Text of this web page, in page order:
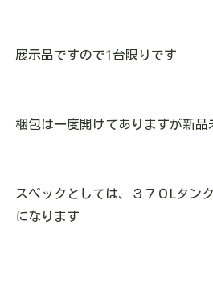
展示品ですので1台限りです
梱包は一度開けてありますが新品
スペックとしては、３７０Lタン
になります